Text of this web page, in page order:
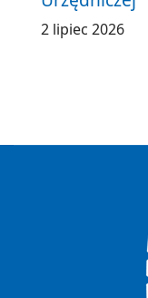
2 lipiec 2026